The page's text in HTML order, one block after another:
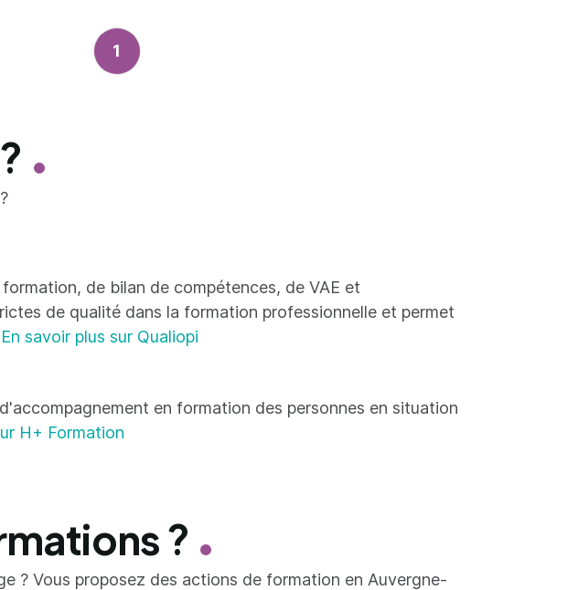
1
de bilan de compétences, de VAE et
de qualité dans la formation professionnelle et permet
En savoir plus sur Qualiopi
en formation des personnes en situation
H+ Formation
?
? Vous proposez des actions de formation en Auvergne-